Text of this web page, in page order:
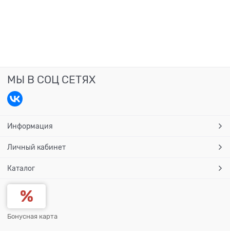
МЫ В СОЦ СЕТЯХ
Информация
Личный кабинет
Каталог
Бонусная карта